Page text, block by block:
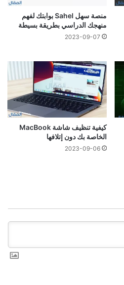
منصة سهل Sahel بوابتك لفهم
منهجك الدراسي بطريقة بسيطة
2023-09-07
كيفية تنظيف شاشة MacBook
الخاصة بك دون إتلافها
2023-09-06